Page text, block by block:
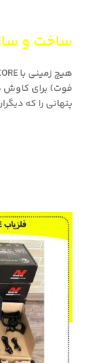
ساخت و
پنهانی را که